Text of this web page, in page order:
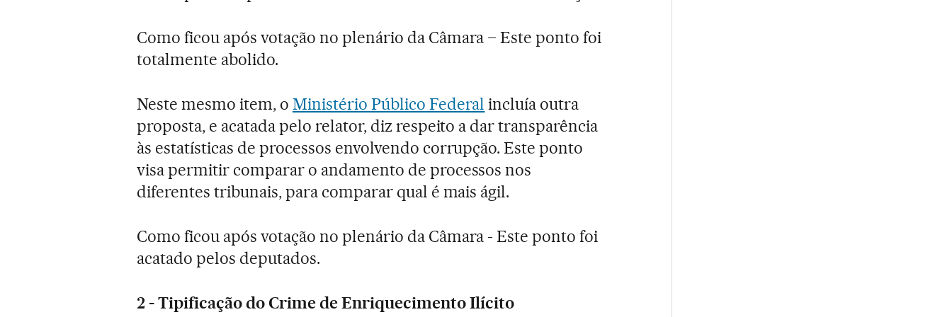
Como ficou após votação no plenário da Câmara – Este ponto foi
totalmente abolido.
Neste mesmo item, o Ministério Público Federal incluía outra
proposta, e acatada pelo relator, diz respeito a dar transparência
às estatísticas de processos envolvendo corrupção. Este ponto
visa permitir comparar o andamento de processos nos
diferentes tribunais, para comparar qual é mais ágil.
Como ficou após votação no plenário da Câmara - Este ponto foi
acatado pelos deputados.
2 - Tipificação do Crime de Enriquecimento Ilícito